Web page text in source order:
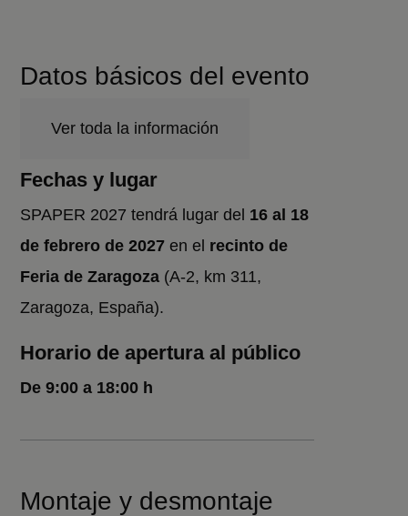
Datos básicos del evento
Ver toda la información
Fechas y lugar
SPAPER 2027 tendrá lugar del 16 al 18
de febrero de 2027en el recinto de
Feria de Zaragoza (A-2, km 311,
Zaragoza, España).
Horario de apertura al público
De 9:00 a 18:00 h
Montaje y desmontaje